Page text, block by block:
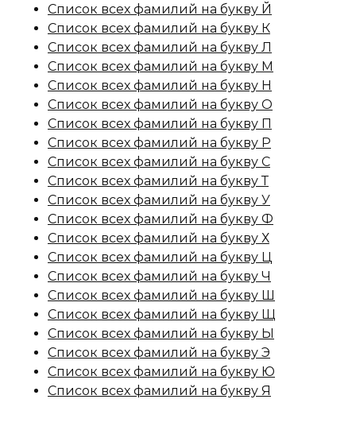
Список всех фамилий на букву Й
Список всех фамилий на букву К
Список всех фамилий на букву Л
Список всех фамилий на букву М
Список всех фамилий на букву Н
Список всех фамилий на букву О
Список всех фамилий на букву П
Список всех фамилий на букву Р
Список всех фамилий на букву С
Список всех фамилий на букву Т
Список всех фамилий на букву У
Список всех фамилий на букву Ф
Список всех фамилий на букву Х
Список всех фамилий на букву Ц
Список всех фамилий на букву Ч
Список всех фамилий на букву Ш
Список всех фамилий на букву Щ
Список всех фамилий на букву Ы
Список всех фамилий на букву Э
Список всех фамилий на букву Ю
Список всех фамилий на букву Я